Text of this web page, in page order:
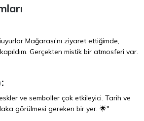
Mağarası'nı ziyaret ettiğimde,
Gerçekten mistik bir atmosferi var.
ve semboller çok etkileyici. Tarih ve
görülmesi gereken bir yer. 🌟"